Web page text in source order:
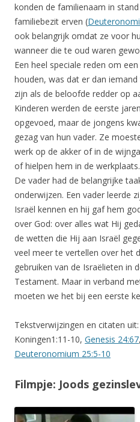
konden de familienaam in
familiebezit erven (
ook belangrijk omdat ze voor
wanneer die te oud waren
Een heel speciale reden om
houden, was dat er dan
zijn als de beloofde redder op
Kinderen werden de eerste
opgevoed, maar de jongens
gezag van hun vader. Ze
werk op de akker of in de
of hielpen hem in de werkplaats.
De vader had de belangrijke
onderwijzen. Een vader leerde
Israël kennen en hij gaf hem
over God: over alles wat Hij
de wetten die Hij aan Israël
veel meer te vertellen over het
gebruiken van de Israëlieten in
Testament. Maar in verband
moeten we het bij een eerste
Tekstverwijzingen en citaten uit:
Koningen1:11-10, Genesis 24:67,
Deuteronomium 25:5-10
Filmpje: Joods